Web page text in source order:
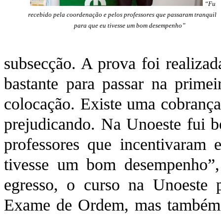
“Fui
recebido pela coordenação e pelos professores que passaram
para que eu tivesse um bom desempenho”
subsecção. A prova foi
bastante para passar na
colocação. Existe uma
prejudicando. Na Unoeste fui
professores que incentivaram
tivesse um bom
egresso, o curso na Unoeste
Exame de Ordem, mas